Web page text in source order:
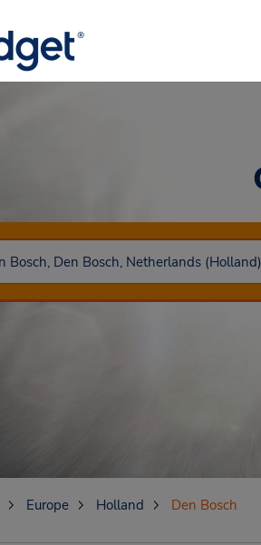
Europe Holland Den Bosch